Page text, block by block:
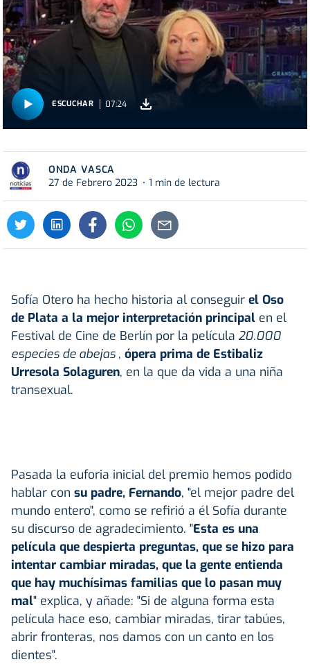
ESCUCHAR 07:24
ONDA VASCA
27 de Febrero 2023
1 min de lectura
Sofía Otero ha hecho historia al conseguir el Oso
de Plata a la mejor interpretación principal en el
Festival de Cine de Berlín por la película 20.000
especies de abejas , ópera prima de Estibaliz
Urresola Solaguren, en la que da vida a una niña
transexual.
Pasada la euforia inicial del premio hemos podido
hablar con su padre, Fernando, "el mejor padre del
mundo entero", como se refirió a él Sofía durante
su discurso de agradecimiento. "Esta es una
película que despierta preguntas, que se hizo para
intentar cambiar miradas, que la gente entienda
que hay muchísimas familias que lo pasan muy
mal" explica, y añade: "Si de alguna forma esta
película hace eso, cambiar miradas, tirar tabúes,
abrir fronteras, nos damos con un canto en los
dientes".